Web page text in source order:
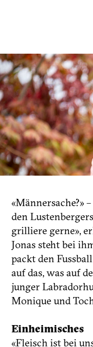
«Männersache?»
den
grilliere gerne»,
Jonas steht bei
packt den
auf das, was auf
junger
Monique und
Einheimisches
«Fleisch ist bei